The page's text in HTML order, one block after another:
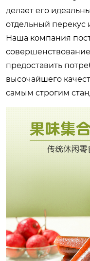
делает его
отдельный перекус
Наша компания
предоставить
высочайшего
самым строгим